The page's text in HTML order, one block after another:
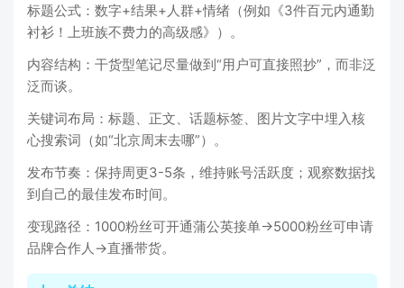
标题公式：数字+结果+人群+情绪（例如《3件百元内通勤
衬衫！上班族不费力的高级感》）。
内容结构：干货型笔记尽量做到“用户可直接照抄”，而非泛
泛而谈。
关键词布局：标题、正文、话题标签、图片文字中埋入核
心搜索词（如“北京周末去哪”）。
发布节奏：保持周更3-5条，维持账号活跃度；观察数据找
到自己的最佳发布时间。
变现路径：1000粉丝可开通蒲公英接单→5000粉丝可申请
品牌合作人→直播带货。